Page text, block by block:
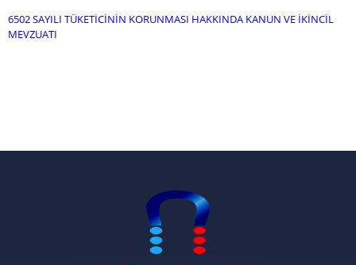
6502 SAYILI TÜKETİCİNİN KORUNMASI HAKKINDA KANUN VE İKİNCİL
MEVZUATI